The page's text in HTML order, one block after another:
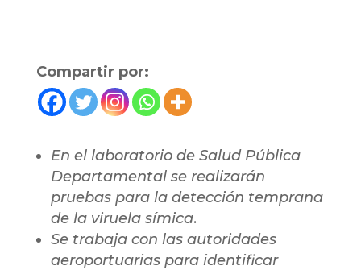
Compartir por:
En el laboratorio de Salud Pública
Departamental se realizarán
pruebas para la detección temprana
de la viruela símica.
Se trabaja con las autoridades
aeroportuarias para identificar